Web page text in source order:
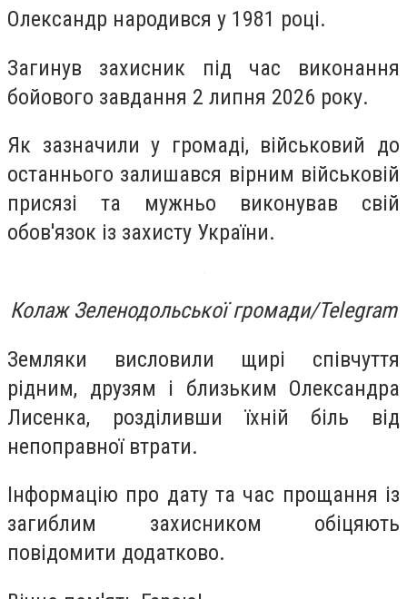
Олександр народився у 1981 році.
Загинув захисник під час виконання
бойового завдання 2 липня 2026 року.
Як зазначили у громаді, військовий до
останнього залишався вірним військовій
присязі та мужньо виконував свій
обов'язок із захисту України.
Колаж Зеленодольської громади/Telegram
Земляки висловили щирі співчуття
рідним, друзям і близьким Олександра
Лисенка, розділивши їхній біль від
непоправної втрати.
Інформацію про дату та час прощання із
загиблим захисником обіцяють
повідомити додатково.